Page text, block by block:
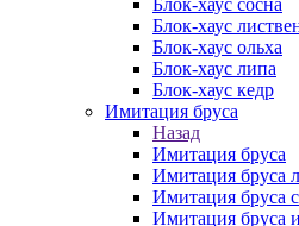
Блок-хаус сосна
Блок-хаус
Блок-хаус ольха
Блок-хаус липа
Блок-хаус кедр
Имитация бруса
Назад
Имитация бруса
Имитация бруса
Имитация бруса
Имитация бруса